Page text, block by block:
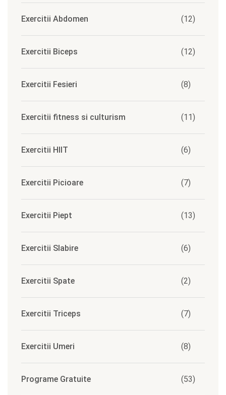
Exercitii Abdomen (12)
Exercitii Biceps (12)
Exercitii Fesieri (8)
Exercitii fitness si culturism (11)
Exercitii HIIT (6)
Exercitii Picioare (7)
Exercitii Piept (13)
Exercitii Slabire (6)
Exercitii Spate (2)
Exercitii Triceps (7)
Exercitii Umeri (8)
Programe Gratuite (53)